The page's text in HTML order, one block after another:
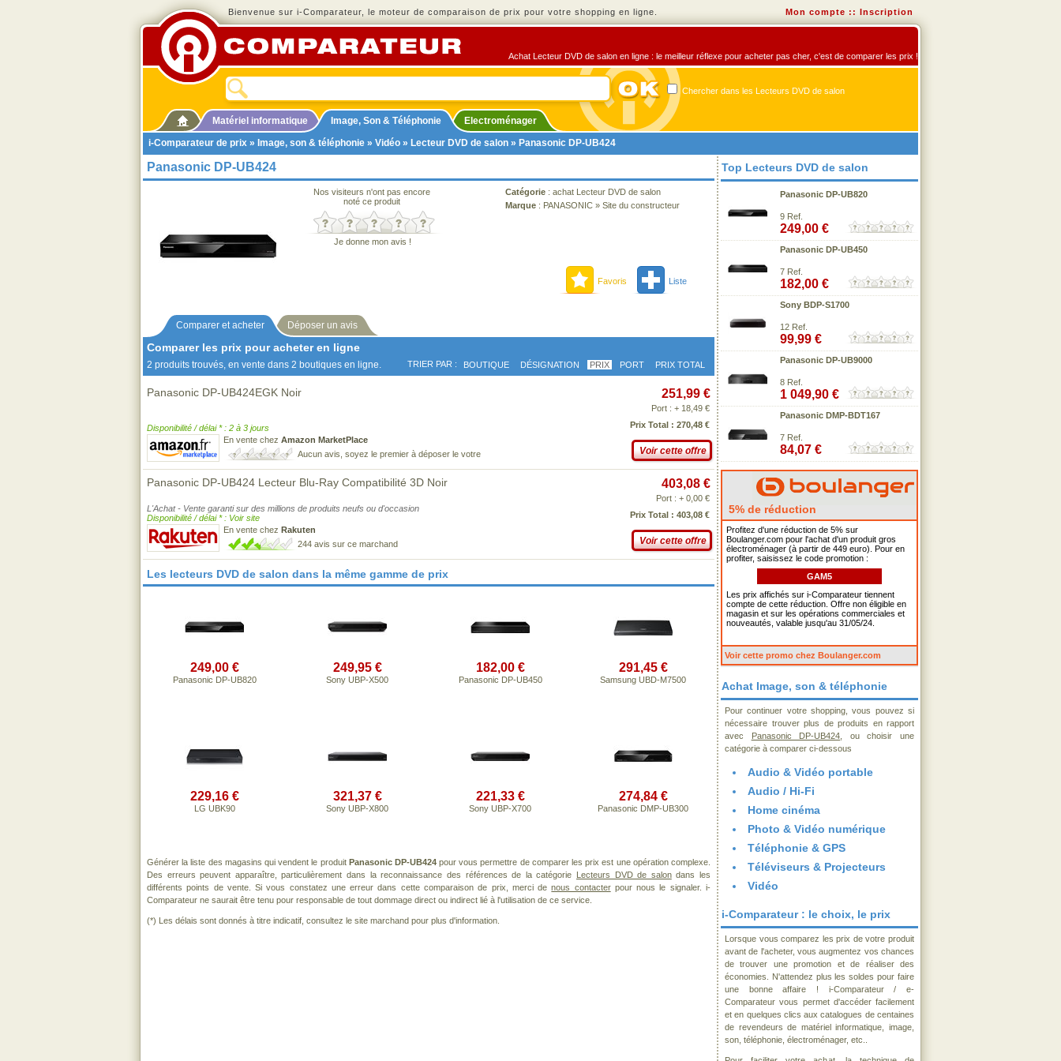
Bienvenue sur i-Comparateur, le moteur de comparaison de prix pour votre shopping en ligne. Mon compte :: Inscription
Achat Lecteur DVD de salon en ligne : le meilleur réflexe pour acheter pas cher, c'est de comparer les prix !
Chercher dans les Lecteurs DVD de salon
Matériel informatique Image, Son & Téléphonie
Electroménager
i-Comparateur de prix » Image, son & téléphonie » Vidéo » Lecteur DVD de salon » Panasonic DP-UB424
Panasonic DP-UB424
Nos visiteurs n'ont pas encore
noté ce produit
Je donne mon avis !
Catégorie : achat Lecteur DVD de salon
Marque : PANASONIC » Site du constructeur
Favoris Liste
Comparer et acheter Déposer un avis
Comparer les prix pour acheter en ligne
2 produits trouvés, en vente dans 2 boutiques en ligne. TRIER PAR : BOUTIQUE DÉSIGNATION PRIX PORT PRIX TOTAL
Panasonic DP-UB424EGK Noir
Disponibilité / délai * : 2 à 3 jours
En vente chez Amazon MarketPlace
Aucun avis, soyez le premier à déposer le votre
251,99 €
Port : + 18,49 €
Prix Total : 270,48 €
Voir cette offre
Panasonic DP-UB424 Lecteur Blu-Ray Compatibilité 3D Noir
L'Achat - Vente garanti sur des millions de produits neufs ou d'occasion
Disponibilité / délai * : Voir site
En vente chez Rakuten
244 avis sur ce marchand
403,08 €
Port : + 0,00 €
Prix Total : 403,08 €
Voir cette offre
Les lecteurs DVD de salon dans la même gamme de prix
249,00 €
Panasonic DP-UB820
249,95 €
Sony UBP-X500
182,00 €
Panasonic DP-UB450
291,45 €
Samsung UBD-M7500
229,16 €
LG UBK90
321,37 €
Sony UBP-X800
221,33 €
Sony UBP-X700
274,84 €
Panasonic DMP-UB300
Générer la liste des magasins qui vendent le produit Panasonic DP-UB424pour vous permettre de comparer les prix est une opération complexe.
Des erreurs peuvent apparaître, particulièrement dans la reconnaissance des références de la catégorie Lecteurs DVD de salondans les
différents points de vente. Si vous constatez une erreur dans cette comparaison de prix, merci denous contacterpour nous le signaler. i-
Comparateur ne saurait être tenu pour responsable de tout dommage direct ou indirect lié à l'utilisation de ce service.
(*) Les délais sont donnés à titre indicatif, consultez le site marchand pour plus d'information.
Top Lecteurs DVD de salon
Panasonic DP-UB820
9 Ref.
249,00 €
Panasonic DP-UB450
7 Ref.
182,00 €
Sony BDP-S1700
12 Ref.
99,99 €
Panasonic DP-UB9000
8 Ref.
1 049,90 €
Panasonic DMP-BDT167
7 Ref.
84,07 €
5% de réduction
Profitez d'une réduction de 5% sur
Boulanger.com pour l'achat d'un produit gros
électroménager (à partir de 449 euro). Pour en
profiter, saisissez le code promotion :
GAM5
Les prix affichés sur i-Comparateur tiennent
compte de cette réduction. Offre non éligible en
magasin et sur les opérations commerciales et
nouveautés, valable jusqu'au 31/05/24.
Voir cette promo chez Boulanger.com
Achat Image, son & téléphonie
Pour continuer votre shopping, vous pouvez si
nécessaire trouver plus de produits en rapport
avec
Panasonic DP-UB424 , ou choisir une
catégorie à comparer ci-dessous
Audio & Vidéo portable
Audio / Hi-Fi
Home cinéma
Photo & Vidéo numérique
Téléphonie & GPS
Téléviseurs & Projecteurs
Vidéo
i-Comparateur : le choix, le prix
Lorsque vous comparez les prix de votre produit
avant de l'acheter, vous augmentez vos chances
de trouver une promotion et de réaliser des
économies. N'attendez plus les soldes pour faire
une bonne affaire ! i-Comparateur / e-
Comparateur vous permet d'accéder facilement
et en quelques clics aux catalogues de centaines
de revendeurs de matériel informatique, image,
son, téléphonie, électroménager, etc..